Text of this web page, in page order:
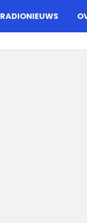
RADIONIEUWS